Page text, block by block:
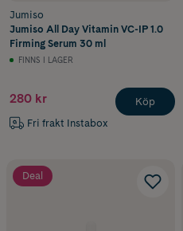
Jumiso
Jumiso All Day Vitamin VC-IP 1.0
Firming Serum 30 ml
FINNS I LAGER
280 kr
Fri frakt Instabox
Köp
Deal